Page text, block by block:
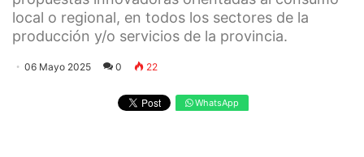
local o regional, en todos los sectores de la
producción y/o servicios de la provincia.
06 Mayo 2025 0 22
WhatsApp